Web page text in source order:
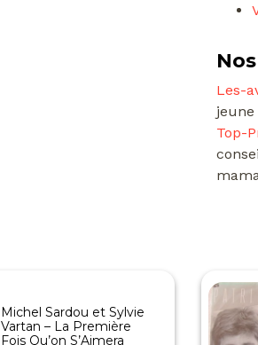
Les-
Top-
Michel Sardou et Sylvie
Vartan – La Première
Fois Qu’on S’Aimera